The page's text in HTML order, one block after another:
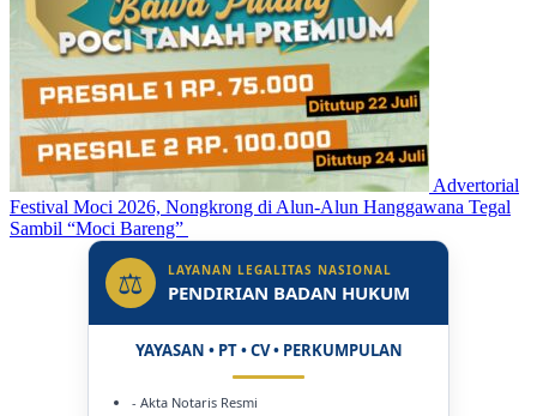
Advertorial
Festival Moci 2026, Nongkrong di Alun-Alun Hanggawana Tegal
Sambil “Moci Bareng”
⚖ LAYANAN LEGALITAS NASIONAL
PENDIRIAN BADAN HUKUM
YAYASAN • PT • CV • PERKUMPULAN
- Akta Notaris Resmi